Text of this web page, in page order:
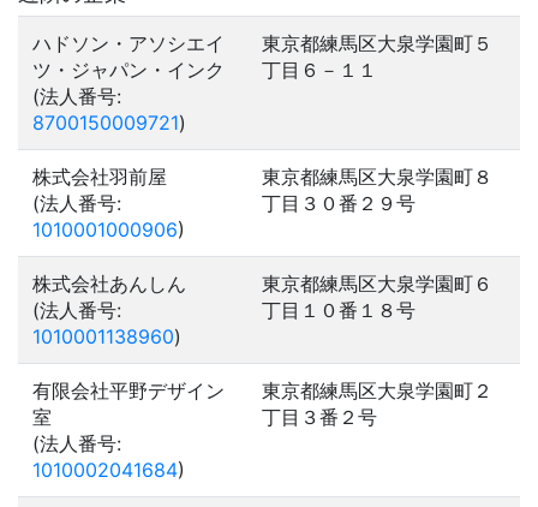
ハドソン・アソシエイ
ツ・ジャパン・インク
(法人番号:
8700150009721)
東京都練馬区大泉学園町５
丁目６－１１
株式会社羽前屋
(法人番号:
1010001000906)
東京都練馬区大泉学園町８
丁目３０番２９号
株式会社あんしん
(法人番号:
1010001138960)
東京都練馬区大泉学園町６
丁目１０番１８号
有限会社平野デザイン
室
(法人番号:
1010002041684)
東京都練馬区大泉学園町２
丁目３番２号